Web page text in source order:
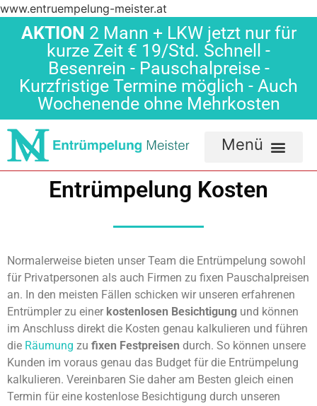
www.entruempelung-meister.at
AKTION 2 Mann + LKW jetzt nur für
kurze Zeit € 19/Std. Schnell -
Besenrein - Pauschalpreise -
Kurzfristige Termine möglich - Auch
Wochenende ohne Mehrkosten
Entrümpelung Kosten
Normalerweise bieten unser Team die Entrümpelung sowohl
für Privatpersonen als auch Firmen zu fixen Pauschalpreisen
an. In den meisten Fällen schicken wir unseren erfahrenen
Entrümpler zu einer kostenlosen Besichtigung und können
im Anschluss direkt die Kosten genau kalkulieren und führen
die Räumung zu fixen Festpreisen durch. So können unsere
Kunden im voraus genau das Budget für die Entrümpelung
kalkulieren. Vereinbaren Sie daher am Besten gleich einen
Termin für eine kostenlose Besichtigung durch unseren